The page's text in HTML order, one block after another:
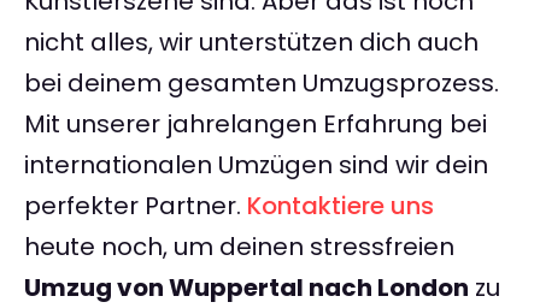
nicht alles, wir unterstützen dich auch
bei deinem gesamten Umzugsprozess.
Mit unserer jahrelangen Erfahrung bei
internationalen Umzügen sind wir dein
perfekter Partner. Kontaktiere uns
heute noch, um deinen stressfreien
Umzug von Wuppertal nach London zu